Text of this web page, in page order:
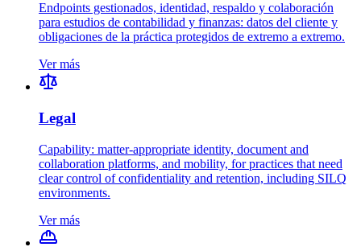
Endpoints gestionados, identidad, respaldo y colaboración
para estudios de contabilidad y finanzas: datos del cliente y
obligaciones de la práctica protegidos de extremo a extremo.
Ver más
Legal
Capability: matter-appropriate identity, document and
collaboration platforms, and mobility, for practices that need
clear control of confidentiality and retention, including SILQ
environments.
Ver más